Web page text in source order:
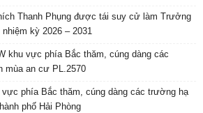
Thanh Phụng được tái suy cử làm Trưởng
kỳ 2026 – 2031
khu vực phía Bắc thăm, cúng dàng các
mùa an cư PL.2570
vực phía Bắc thăm, cúng dàng các trường hạ
phố Hải Phòng